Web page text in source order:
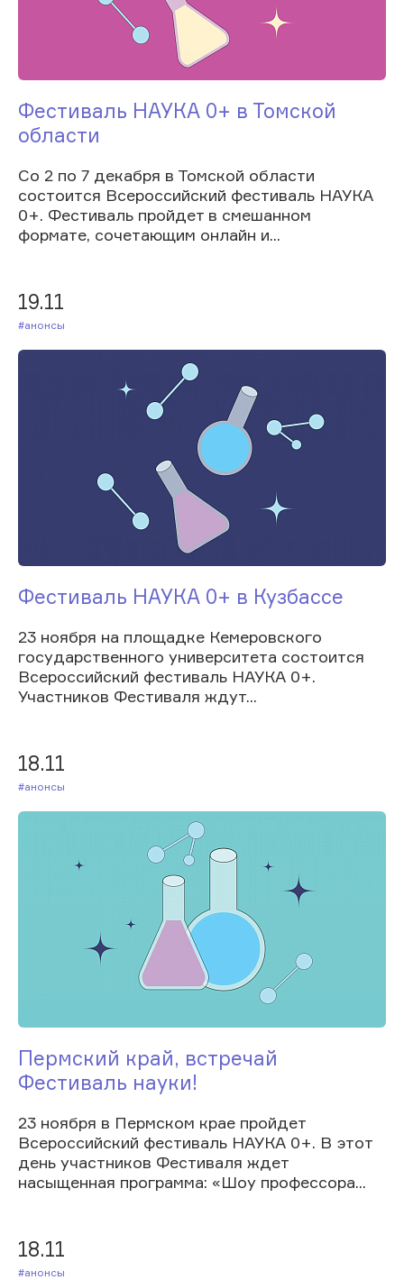
Фестиваль НАУКА 0+ в Томской
области
Со 2 по 7 декабря в Томской области
состоится Всероссийский фестиваль НАУКА
0+. Фестиваль пройдет в смешанном
формате, сочетающим онлайн и...
19.11
#Анонсы
Фестиваль НАУКА 0+ в Кузбассе
23 ноября на площадке Кемеровского
государственного университета состоится
Всероссийский фестиваль НАУКА 0+.
Участников Фестиваля ждут...
18.11
#Анонсы
Пермский край, встречай
Фестиваль науки!
23 ноября в Пермском крае пройдет
Всероссийский фестиваль НАУКА 0+. В этот
день участников Фестиваля ждет
насыщенная программа: «Шоу профессора...
18.11
#Анонсы